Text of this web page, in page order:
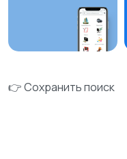
👉 Сохранить поиск